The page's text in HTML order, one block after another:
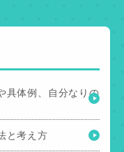
具体例、自分なりの
と考え方